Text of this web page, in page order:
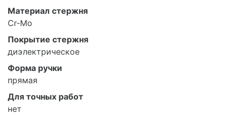
Материал стержня
Cr-Mo
Покрытие стержня
диэлектрическое
Форма ручки
прямая
Для точных работ
нет